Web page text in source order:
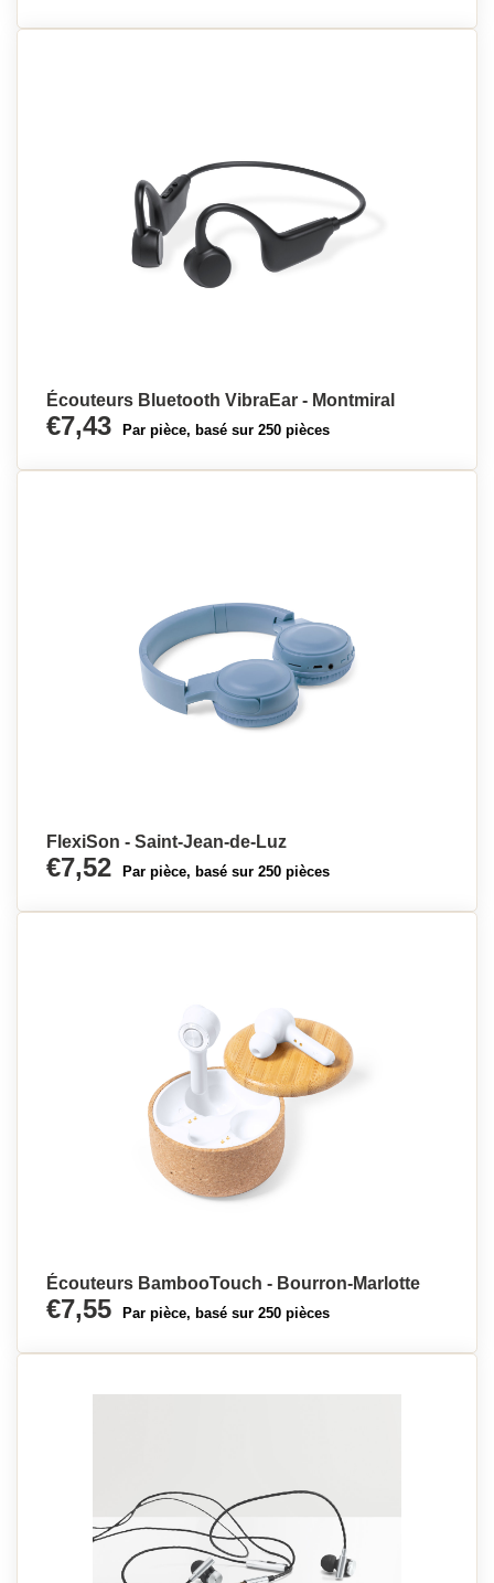
Écouteurs Bluetooth VibraEar - Montmiral
€7,43 Par pièce, basé sur 250 pièces
FlexiSon - Saint-Jean-de-Luz
€7,52 Par pièce, basé sur 250 pièces
Écouteurs BambooTouch - Bourron-Marlotte
€7,55 Par pièce, basé sur 250 pièces